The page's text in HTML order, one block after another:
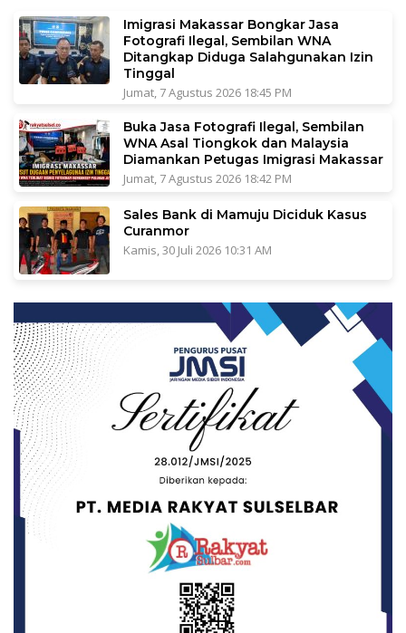
Imigrasi Makassar Bongkar Jasa
Fotografi Ilegal, Sembilan WNA
Ditangkap Diduga Salahgunakan Izin
Tinggal
Jumat, 7 Agustus 2026 18:45 PM
Buka Jasa Fotografi Ilegal, Sembilan
WNA Asal Tiongkok dan Malaysia
Diamankan Petugas Imigrasi Makassar
Jumat, 7 Agustus 2026 18:42 PM
Sales Bank di Mamuju Diciduk Kasus
Curanmor
Kamis, 30 Juli 2026 10:31 AM